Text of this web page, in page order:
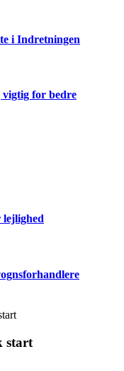
i Indretningen
for bedre
start